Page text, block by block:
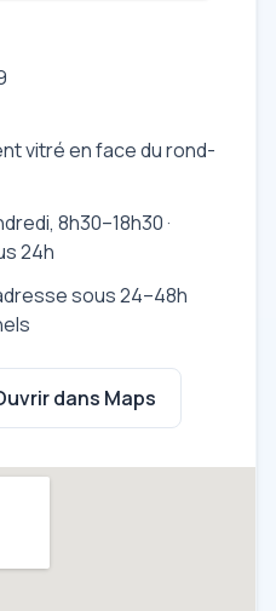
vitré en face du rond-
8h30–18h30 ·
24h
sous 24–48h
dans Maps